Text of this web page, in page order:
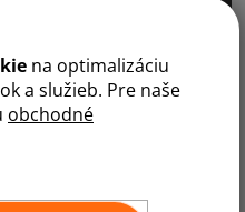
na optimalizáciu
a služieb. Pre naše
obchodné
stožáry